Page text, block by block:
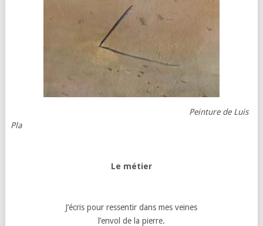
Peinture de Luis
Pla
Le métier
J’écris pour ressentir dans mes veines
l’envol de la pierre.